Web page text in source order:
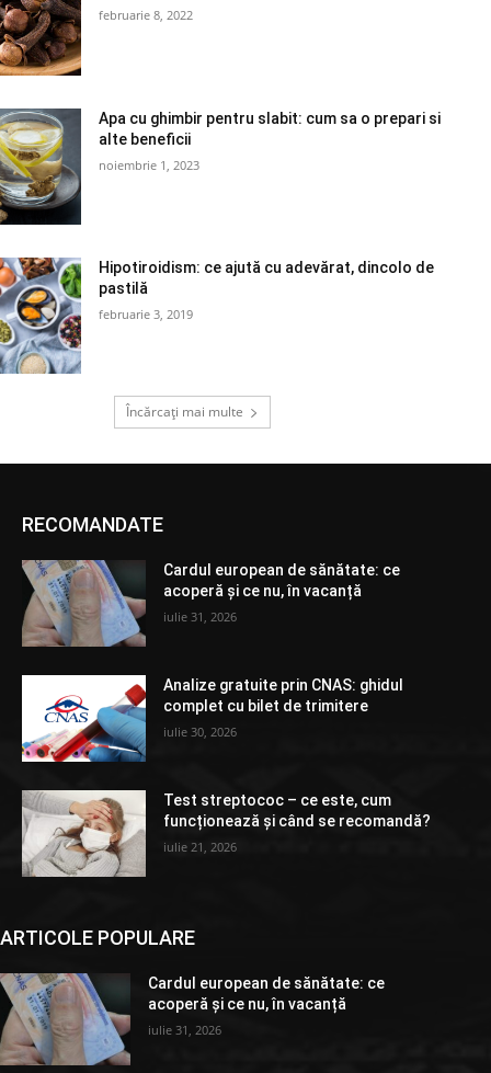
februarie 8, 2022
Apa cu ghimbir pentru slabit: cum sa o prepari si
alte beneficii
noiembrie 1, 2023
Hipotiroidism: ce ajută cu adevărat, dincolo de
pastilă
februarie 3, 2019
Încărcați mai multe
RECOMANDATE
Cardul european de sănătate: ce
acoperă și ce nu, în vacanță
iulie 31, 2026
Analize gratuite prin CNAS: ghidul
complet cu bilet de trimitere
iulie 30, 2026
Test streptococ – ce este, cum
funcționează și când se recomandă?
iulie 21, 2026
ARTICOLE POPULARE
Cardul european de sănătate: ce
acoperă și ce nu, în vacanță
iulie 31, 2026